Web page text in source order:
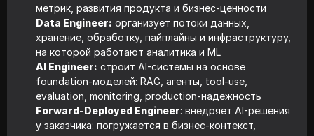
метрик, развития продукта и бизнес-ценности
Data Engineer: организует потоки данных,
хранение, обработку, пайплайны и инфраструктуру,
на которой работают аналитика и ML
AI Engineer: строит AI-системы на основе
foundation-моделей: RAG, агенты, tool-use,
evaluation, monitoring, production-надежность
Forward-Deployed Engineer: внедряет AI-решения
у заказчика: погружается в бизнес-контекст,